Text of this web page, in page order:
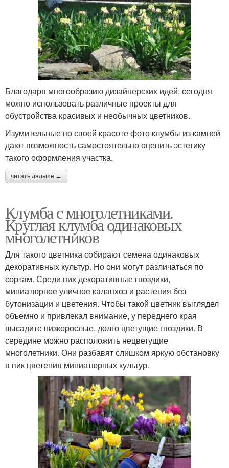
Благодаря многообразию дизайнерских идей, сегодня
можно использовать различные проекты для
обустройства красивых и необычных цветников.
Изумительные по своей красоте фото клумбы из камней
дают возможность самостоятельно оценить эстетику
такого оформления участка.
читать дальше →
Клумба с многолетниками.
Круглая клумба одинаковых
многолетников
Для такого цветника собирают семена одинаковых
декоративных культур. Но они могут различаться по
сортам. Среди них декоративные гвоздики,
миниатюрное уличное каланхоэ и растения без
бутонизации и цветения. Чтобы такой цветник выглядел
объемно и привлекал внимание, у переднего края
высадите низкорослые, долго цветущие гвоздики. В
середине можно расположить нецветущие
многолетники. Они разбавят слишком яркую обстановку
в пик цветения миниатюрных культур.